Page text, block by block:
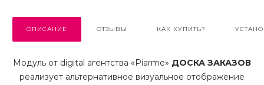
ОПИСАНИЕ ОТЗЫВЫ КАК КУПИТЬ?
Модуль от digital агентства «Piarme» ДОСКА ЗАКАЗОВ
реализует альтернативное визуальное отображение